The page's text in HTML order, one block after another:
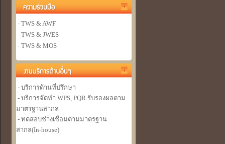
- TWS & AWF
- TWS & JWES
- TWS & MOS
- บริการด้านที่ปรึกษา
- บริการจัดทำ WPS, PQR รับรองผลตาม
มาตรฐานสากล
- ทดสอบช่างเชื่อมตามมาตรฐาน
สากล(In-house)